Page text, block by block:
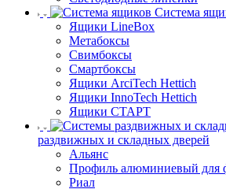
Система
Ящики LineBox
Метабоксы
Свимбоксы
Смартбоксы
Ящики ArciTech Hettich
Ящики InnoTech Hettich
Ящики СТАРТ
раздвижных и складных дверей
Альянс
Профиль алюминиевый для
Риал